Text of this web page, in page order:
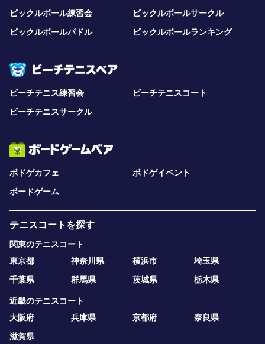
ピックルボール練習会
ピックルボールサークル
ピックルボールパドル
ピックルボールランキング
ビーチテニス練習会
ビーチテニスコート
ビーチテニスサークル
ボドゲカフェ
ボドゲイベント
ボードゲーム
テニスコートを探す
関東のテニスコート
東京都
神奈川県 横浜市
埼玉県
千葉県
群馬県 茨城県 栃木県
近畿のテニスコート
大阪府
兵庫県 京都府
奈良県
滋賀県